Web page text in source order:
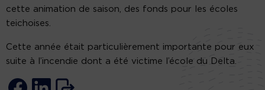
cette animation de saison, des fonds pour les écoles
teichoises.
Cette année était particulièrement importante pour eux
suite à l’incendie dont a été victime l’école du Delta.